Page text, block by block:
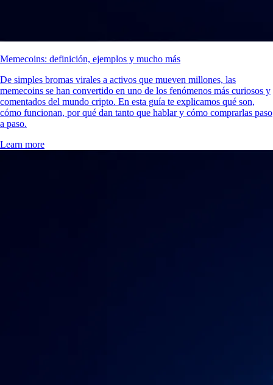
Memecoins: definición, ejemplos y mucho más
De simples bromas virales a activos que mueven millones, las
memecoins se han convertido en uno de los fenómenos más curiosos y
comentados del mundo cripto. En esta guía te explicamos qué son,
cómo funcionan, por qué dan tanto que hablar y cómo comprarlas paso
a paso.
Learn more